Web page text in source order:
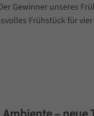
Gewinner unseres
Frühstück für